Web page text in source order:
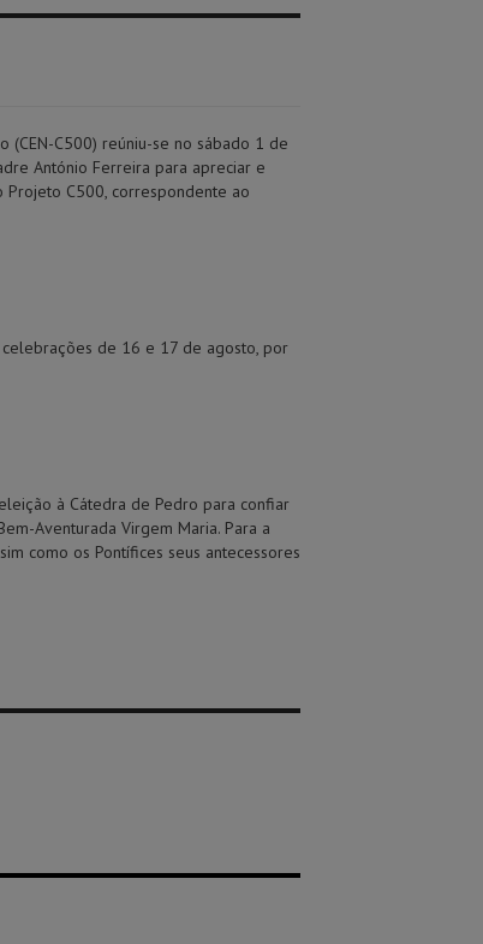
(CEN-C500) reúniu-se no sábado 1 de
António Ferreira para apreciar e
C500, correspondente ao
de 16 e 17 de agosto, por
à Cátedra de Pedro para confiar
Aventurada Virgem Maria. Para a
como os Pontífices seus antecessores